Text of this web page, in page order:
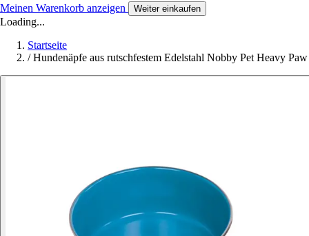
Meinen Warenkorb anzeigen Weiter einkaufen
Loading...
Startseite
/ Hundenäpfe aus rutschfestem Edelstahl Nobby Pet Heavy Paw